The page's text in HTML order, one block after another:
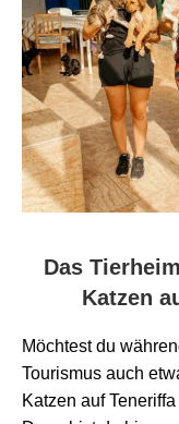
Das
Katzen
Möchtest du
Tourismus auch
Katzen auf